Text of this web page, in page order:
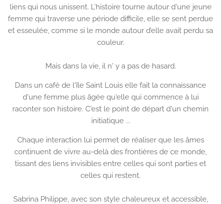
liens qui nous unissent. L’histoire tourne autour d'une jeune
femme qui traverse une période difficile, elle se sent perdue
et esseulée, comme si le monde autour d’elle avait perdu sa
couleur.
Mais dans la vie, il n' y a pas de hasard.
Dans un café de l'île Saint Louis elle fait la connaissance
d'une femme plus âgée qu'elle qui commence à lui
raconter son histoire. C'est le point de départ d'un chemin
initiatique ...
Chaque interaction lui permet de réaliser que les âmes
continuent de vivre au-delà des frontières de ce monde,
tissant des liens invisibles entre celles qui sont parties et
celles qui restent.
Sabrina Philippe, avec son style chaleureux et accessible,